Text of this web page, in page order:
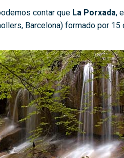
contar que La Porxada,
Barcelona) formado por